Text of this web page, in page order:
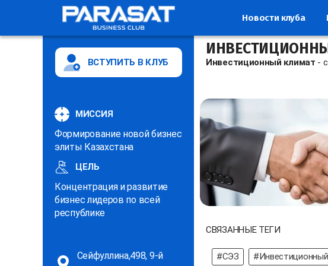
Новости клуба
ВСТУПИТЬ В КЛУБ
МИССИЯ
Формирование новой бизнес
элиты Казахстана
ЦЕЛЬ
Концентрация и развитие
бизнес лидеров по всей
республике
Сейфуллина,498, 9-й
Инвестиционный климат -
СВЯЗАННЫЕ ТЕГИ
#СЭЗ